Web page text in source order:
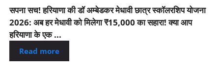
सपना सच! हरियाणा की डॉ अम्बेडकर मेधावी छात्र स्कॉलरशिप योजना
2026: अब हर मेधावी को मिलेगा ₹15,000 का सहारा! क्या आप
हरियाणा के एक ...
Read more